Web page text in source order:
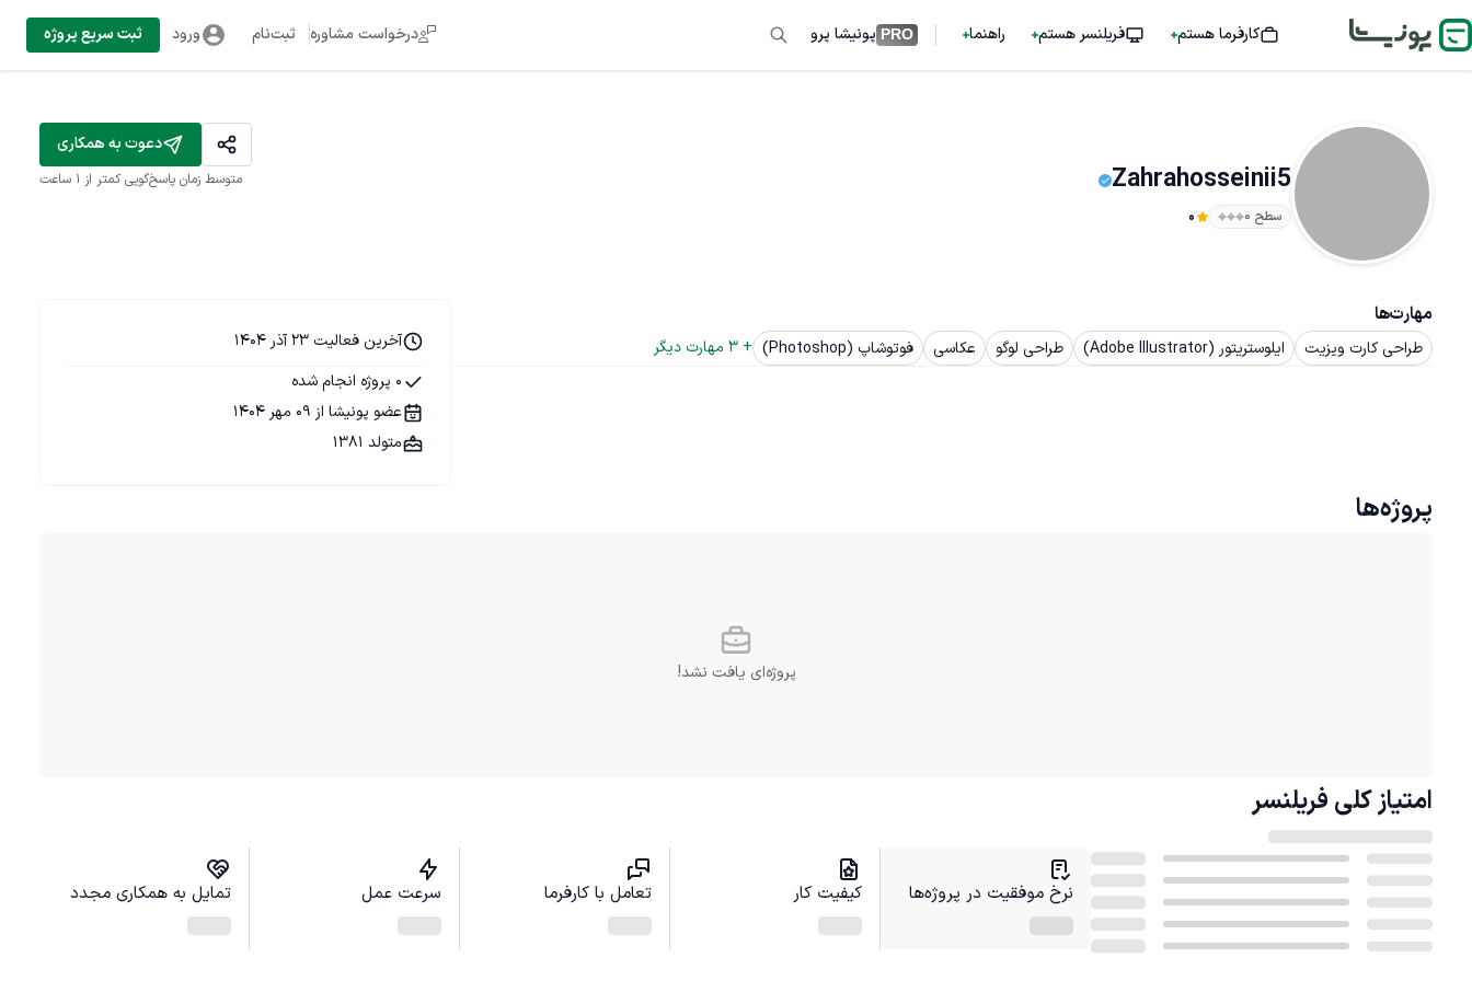
کارفرما هستم فریلنسر هستم راهنما PRO پونیشا پرو درخواست مشاوره ثبت‌نام ورود ثبت سریع پروژه
Zahrahosseinii5
سطح ۰ 0
دعوت به همکاری
متوسط زمان پاسخ‌گویی کمتر از 1 ساعت
مهارت‌ها
طراحی کارت ویزیت ایلوستریتور (Adobe Illustrator) طراحی لوگو عکاسی فوتوشاپ (Photoshop) +
3 مهارت دیگر
آخرین فعالیت 23 آذر 1404
0 پروژه انجام شده
عضو پونیشا از 09 مهر 1404
متولد 1381
پروژه‌ها
پروژه‌ای یافت نشد!
امتیاز کلی فریلنسر
نرخ موفقیت در پروژه‌ها کیفیت کار تعامل با کارفرما سرعت عمل تمایل به همکاری مجدد